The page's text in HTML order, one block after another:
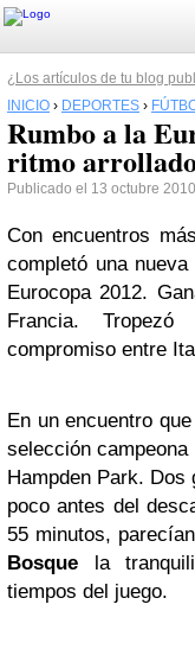
¿Los artículos de tu blog
INICIO › DEPORTES ›
Rumbo a la
ritmo
Publicado el 13 octubre
Con encuentros
completó una
Eurocopa 2012.
Francia.
compromiso entre
En un encuentro
selección
Hampden Park. Dos
poco antes del
55 minutos,
Bosque la
tiempos del juego.